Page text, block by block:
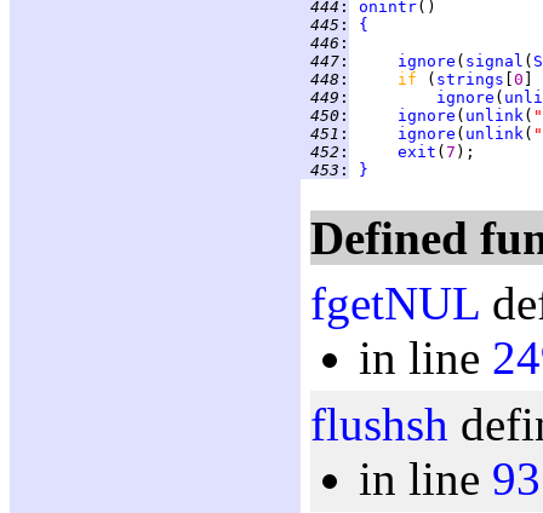
444 : onintr
445 :
{
446 :
447 : ignore ( signal (
448 : if ( strings 0
449 : ignore (
450 : ignore ( unlink (
451 : ignore ( unlink (
452 : exit ( 7
453 : }
Defined
fgetNUL
in line
flushsh
in line 93